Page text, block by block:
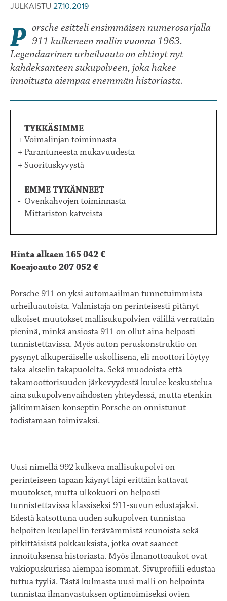
JULKAISTU 27.10.2019
Porsche esitteli ensimmäisen numerosarjalla 911 kulkeneen mallin vuonna 1963.
Legendaarinen urheiluauto on ehtinyt nyt
kahdeksanteen sukupolveen, joka hakee
innoitusta aiempaa enemmän historiasta.
TYKKÄSIMME
Voimalinjan toiminnasta
Parantuneesta mukavuudesta
Suorituskyvystä
EMME TYKÄNNEET
Ovenkahvojen toiminnasta
Mittariston katveista
Hinta alkaen 165 042 €
Koeajoauto 207 052 €
Porsche 911 on yksi automaailman tunnetuimmista
urheiluautoista. Valmistaja on perinteisesti pitänyt
ulkoiset muutokset mallisukupolvien välillä verrattain
pieninä, minkä ansiosta 911 on ollut aina helposti
tunnistettavissa. Myös auton peruskonstruktio on
pysynyt alkuperäiselle uskollisena, eli moottori löytyy
taka-akselin takapuolelta. Sekä muodoista että
takamoottorisuuden järkevyydestä kuulee keskustelua
aina sukupolvenvaihdosten yhteydessä, mutta etenkin
jälkimmäisen konseptin Porsche on onnistunut
todistamaan toimivaksi.
Uusi nimellä 992 kulkeva mallisukupolvi on
perinteiseen tapaan käynyt läpi erittäin kattavat
muutokset, mutta ulkokuori on helposti
tunnistettavissa klassiseksi 911-suvun edustajaksi.
Edestä katsottuna uuden sukupolven tunnistaa
helpoiten keulapellin terävämmistä reunoista sekä
pitkittäisistä pokkauksista, jotka ovat saaneet
innoituksensa historiasta. Myös ilmanottoaukot ovat
vakiopuskurissa aiempaa isommat. Sivuprofiili edustaa
tuttua tyyliä. Tästä kulmasta uusi malli on helpointa
tunnistaa ilmanvastuksen optimoimiseksi ovien